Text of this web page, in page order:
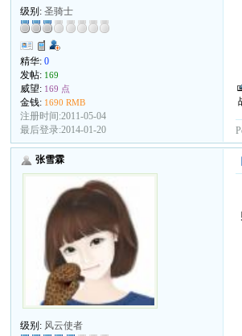
级别:圣骑士
精华:0
发帖: 169
威望: 169 点
金钱: 1690 RMB
注册时间:2011-05-04
最后登录:2014-01-20
张雪霖
级别: 风云使者